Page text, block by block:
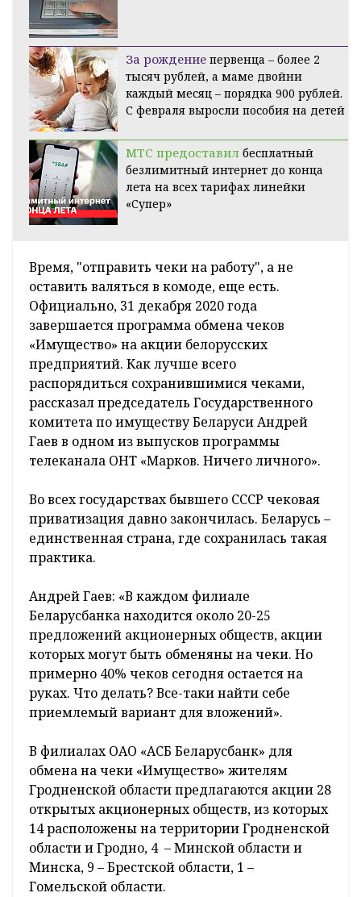
За рождение первенца – более 2
тысяч рублей, а маме двойни
каждый месяц – порядка 900 рублей.
С февраля выросли пособия на детей
МТС предоставил бесплатный
безлимитный интернет до конца
лета на всех тарифах линейки
«Супер»
Время, "отправить чеки на работу", а не
оставить валяться в комоде, еще есть.
Официально, 31 декабря 2020 года
завершается программа обмена чеков
«Имущество» на акции белорусских
предприятий. Как лучше всего
распорядиться сохранившимися чеками,
рассказал председатель Государственного
комитета по имуществу Беларуси Андрей
Гаев в одном из выпусков программы
телеканала ОНТ «Марков. Ничего личного».
Во всех государствах бывшего СССР чековая
приватизация давно закончилась. Беларусь –
единственная страна, где сохранилась такая
практика.
Андрей Гаев: «В каждом филиале
Беларусбанка находится около 20-25
предложений акционерных обществ, акции
которых могут быть обменяны на чеки. Но
примерно 40% чеков сегодня остается на
руках. Что делать? Все-таки найти себе
приемлемый вариант для вложений».
В филиалах ОАО «АСБ Беларусбанк» для
обмена на чеки «Имущество» жителям
Гродненской области предлагаются акции 28
открытых акционерных обществ, из которых
14 расположены на территории Гродненской
области и Гродно, 4 – Минской области и
Минска, 9 – Брестской области, 1 –
Гомельской области.